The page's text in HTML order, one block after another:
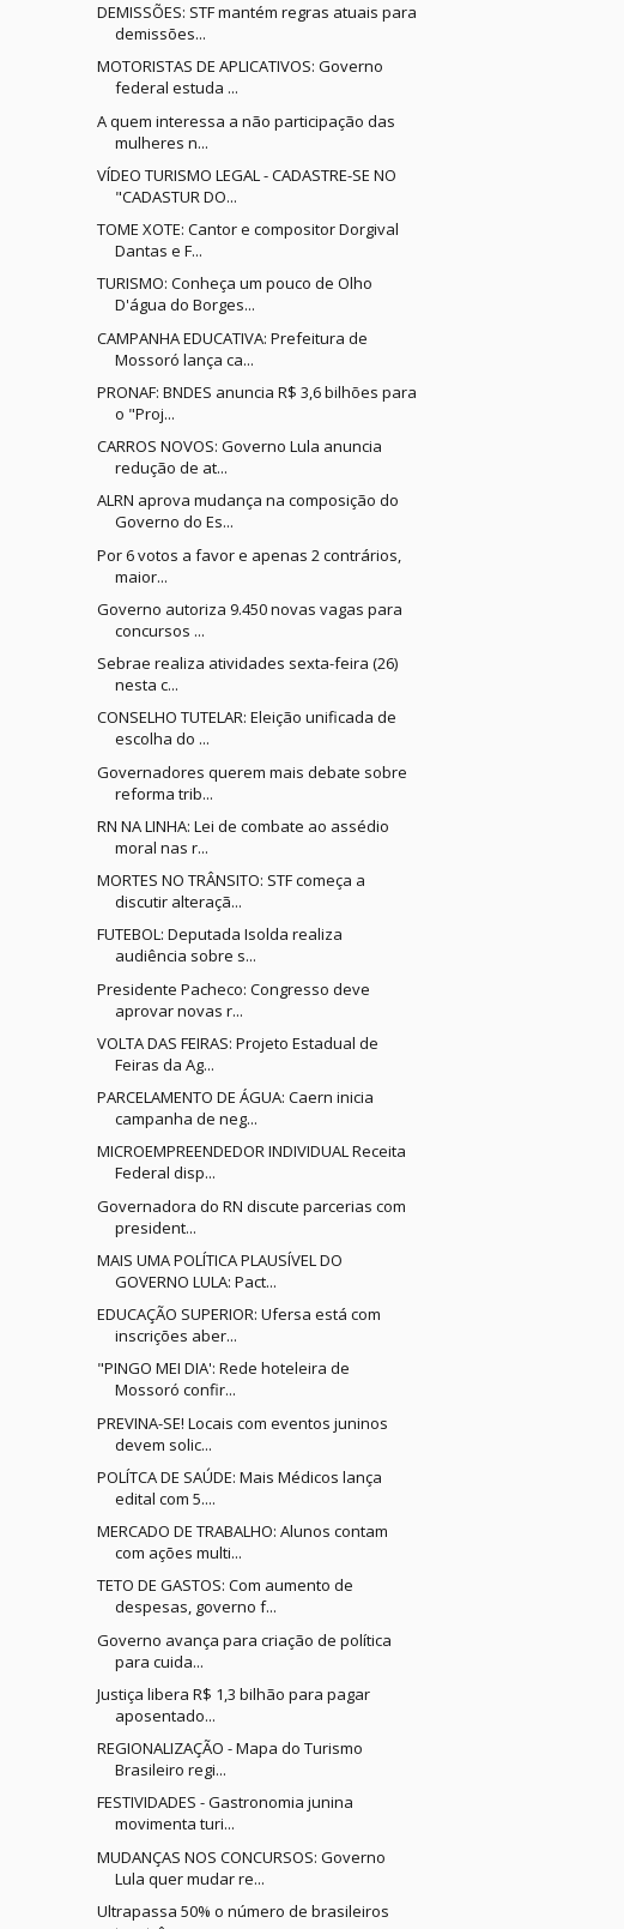
DEMISSÕES: STF mantém regras atuais para
demissões...
MOTORISTAS DE APLICATIVOS: Governo
federal estuda ...
A quem interessa a não participação das
mulheres n...
VÍDEO TURISMO LEGAL - CADASTRE-SE NO
"CADASTUR DO...
TOME XOTE: Cantor e compositor Dorgival
Dantas e F...
TURISMO: Conheça um pouco de Olho
D'água do Borges...
CAMPANHA EDUCATIVA: Prefeitura de
Mossoró lança ca...
PRONAF: BNDES anuncia R$ 3,6 bilhões para
o "Proj...
CARROS NOVOS: Governo Lula anuncia
redução de at...
ALRN aprova mudança na composição do
Governo do Es...
Por 6 votos a favor e apenas 2 contrários,
maior...
Governo autoriza 9.450 novas vagas para
concursos ...
Sebrae realiza atividades sexta-feira (26)
nesta c...
CONSELHO TUTELAR: Eleição unificada de
escolha do ...
Governadores querem mais debate sobre
reforma trib...
RN NA LINHA: Lei de combate ao assédio
moral nas r...
MORTES NO TRÂNSITO: STF começa a
discutir alteraçã...
FUTEBOL: Deputada Isolda realiza
audiência sobre s...
Presidente Pacheco: Congresso deve
aprovar novas r...
VOLTA DAS FEIRAS: Projeto Estadual de
Feiras da Ag...
PARCELAMENTO DE ÁGUA: Caern inicia
campanha de neg...
MICROEMPREENDEDOR INDIVIDUAL Receita
Federal disp...
Governadora do RN discute parcerias com
president...
MAIS UMA POLÍTICA PLAUSÍVEL DO
GOVERNO LULA: Pact...
EDUCAÇÃO SUPERIOR: Ufersa está com
inscrições aber...
"PINGO MEI DIA': Rede hoteleira de
Mossoró confir...
PREVINA-SE! Locais com eventos juninos
devem solic...
POLÍTCA DE SAÚDE: Mais Médicos lança
edital com 5....
MERCADO DE TRABALHO: Alunos contam
com ações multi...
TETO DE GASTOS: Com aumento de
despesas, governo f...
Governo avança para criação de política
para cuida...
Justiça libera R$ 1,3 bilhão para pagar
aposentado...
REGIONALIZAÇÃO - Mapa do Turismo
Brasileiro regi...
FESTIVIDADES - Gastronomia junina
movimenta turi...
MUDANÇAS NOS CONCURSOS: Governo
Lula quer mudar re...
Ultrapassa 50% o número de brasileiros